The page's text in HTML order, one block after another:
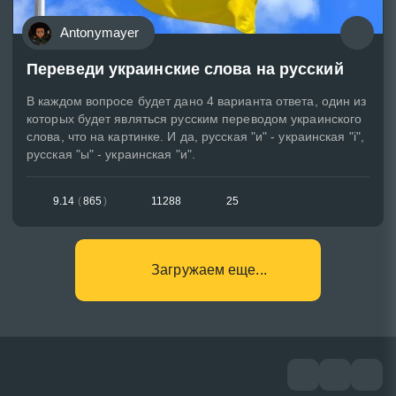
Antonymayer
Переведи украинские слова на русский
В каждом вопросе будет дано 4 варианта ответа, один из
которых будет являться русским переводом украинского
слова, что на картинке. И да, русская "и" - украинская "i",
русская "ы" - украинская "и".
9.14 (865 ) 11288 25
Загружаем еще...